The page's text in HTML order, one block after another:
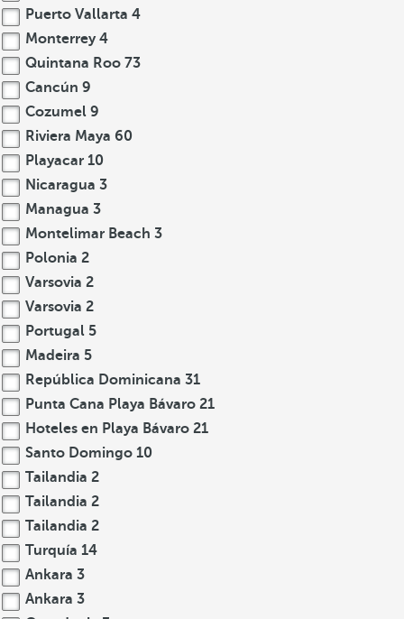
Puerto Vallarta 4
Monterrey 4
Quintana Roo 73
Cancún 9
Cozumel 9
Riviera Maya 60
Playacar 10
Nicaragua 3
Managua 3
Montelimar Beach 3
Polonia 2
Varsovia 2
Varsovia 2
Portugal 5
Madeira 5
República Dominicana 31
Punta Cana Playa Bávaro 21
Hoteles en Playa Bávaro 21
Santo Domingo 10
Tailandia 2
Tailandia 2
Tailandia 2
Turquía 14
Ankara 3
Ankara 3